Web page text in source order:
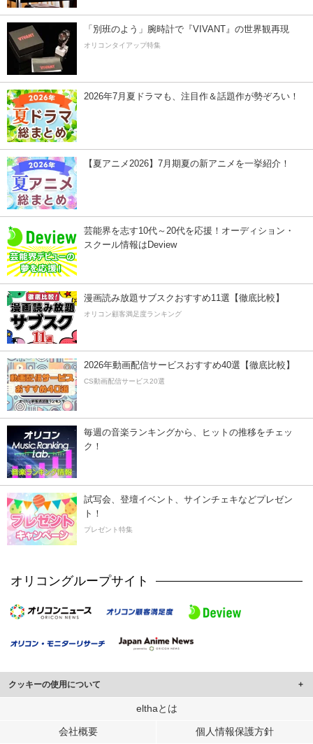
「別班のよう」腕時計で『VIVANT』の世界観再現
オリコンタイアップ特集
2026年7月夏ドラマも、注目作＆話題作が勢ぞろい！
【夏アニメ2026】7月期夏の新アニメを一挙紹介！
芸能界を志す10代～20代を応援！オーディション・
スクール情報はDeview
漫画読み放題サブスクおすすめ11選【徹底比較】
オリコン顧客満足度ランキング
2026年動画配信サービスおすすめ40選【徹底比較】
CS動画配信サービス20選
毎週の音楽ランキングから、ヒットの推移をチェッ
ク！
試写会、登壇イベント、サインチェキなどプレゼン
ト！
プレゼント特集
オリコングループサイト
クッキーの使用について
このサイトでは Cookie を使用して、ユーザーに合わせたコンテンツや広告の
行っています。
elthaとは
会社概要 個人情報保護方針